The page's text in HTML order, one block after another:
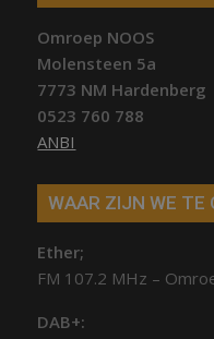
Omroep NOOS
Molensteen 5a
7773 NM Hardenberg
0523 760 788
ANBI
WAAR ZIJN WE TE
Ether;
FM 107.2 MHz –
DAB+: